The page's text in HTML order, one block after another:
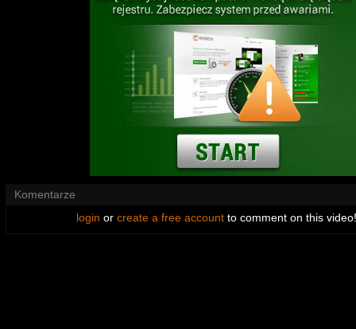
Komentarze
login or create a free accountto comment on this video!